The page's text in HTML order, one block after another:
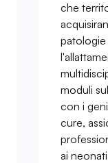
che
patologie
moduli
con i
cure,
ai